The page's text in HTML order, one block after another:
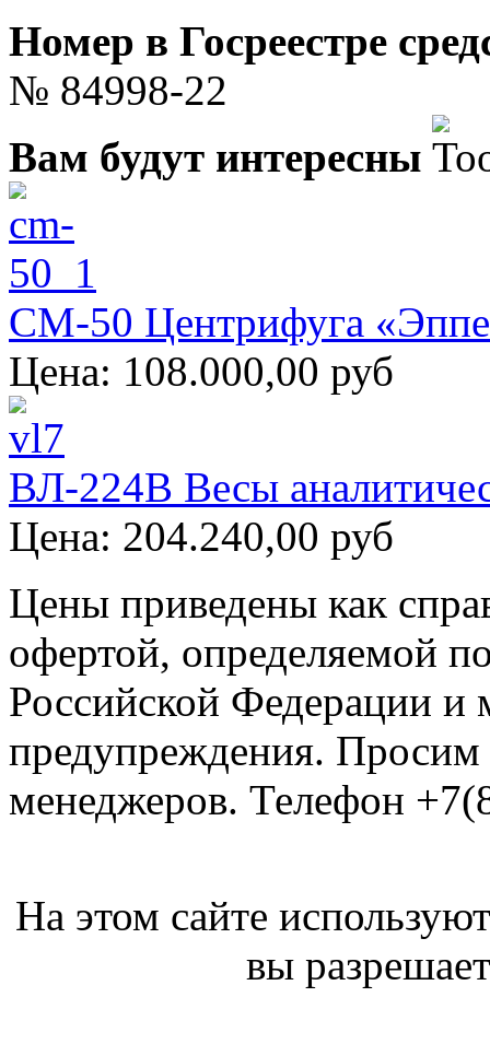
Номер в Госреестре
№ 84998-22
Вам будут интересны
CM-50 Центрифуга
Цена: 108.000,00 руб
ВЛ-224В Весы
Цена: 204.240,00 руб
Цены приведены как
офертой, определяемой
Российской Федерации и
предупреждения. Просим
менеджеров. Телефон
На этом сайте
вы